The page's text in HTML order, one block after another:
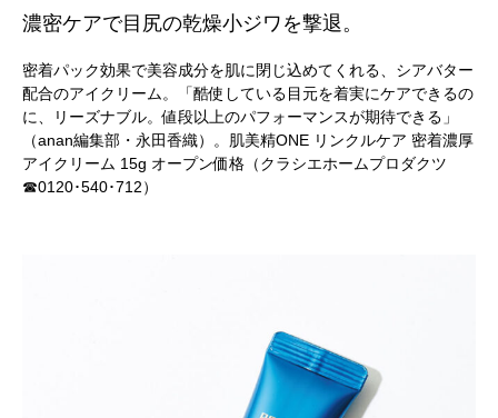
濃密ケアで目尻の乾燥小ジワを撃退。
密着パック効果で美容成分を肌に閉じ込めてくれる、シアバター
配合のアイクリーム。「酷使している目元を着実にケアできるの
に、リーズナブル。値段以上のパフォーマンスが期待できる」
（anan編集部・永田香織）。肌美精ONE リンクルケア 密着濃厚
アイクリーム 15g オープン価格（クラシエホームプロダクツ
☎0120･540･712）